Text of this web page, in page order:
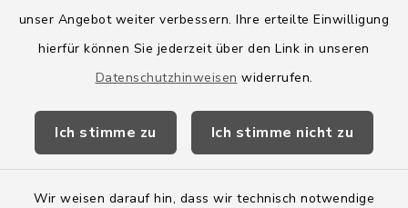
unser Angebot weiter verbessern. Ihre erteilte Einwilligung
hierfür können Sie jederzeit über den Link in unseren
Datenschutzhinweisen widerrufen.
Ich stimme zu Ich stimme nicht zu
Wir weisen darauf hin, dass wir technisch notwendige
Amt Boostedt-Rickling
Amtsbroschüre
Wege-Zweckverband